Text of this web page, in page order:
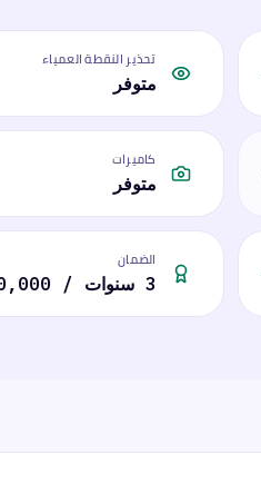
تحذير النقطة العمياء
متوفر
كاميرات
متوفر
الضمان
3 سنوات / 100,000 كم